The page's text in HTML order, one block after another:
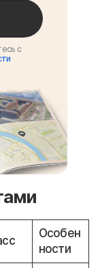
с
Особен
ности